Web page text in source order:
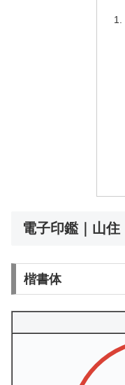
電子印鑑｜山住
楷書体